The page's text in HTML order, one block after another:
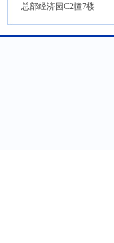
总部经济园C2幢7楼